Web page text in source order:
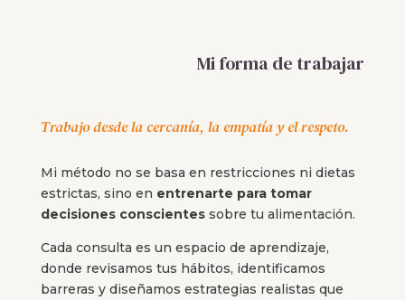
Mi forma de trabajar
Trabajo desde la cercanía, la empatía y el respeto.
Mi método no se basa en restricciones ni dietas
estrictas, sino en entrenarte para tomar
decisiones conscientessobre tu alimentación.
Cada consulta es un espacio de aprendizaje,
donde revisamos tus hábitos, identificamos
barreras y diseñamos estrategias realistas que